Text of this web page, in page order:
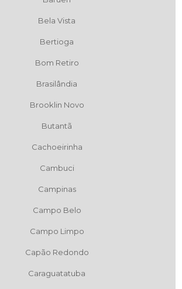
Bela Vista
Bertioga
Bom Retiro
Brasilândia
Brooklin Novo
Butantã
Cachoeirinha
Cambuci
Campinas
Campo Belo
Campo Limpo
Capão Redondo
Caraguatatuba